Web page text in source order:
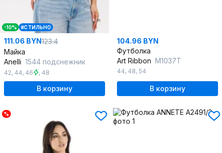
-10% #СТИЛЬНО
111.06 BYN123.4
Майка
Anelli 1544 подснежник
42, 44, 46 , 48
В корзину
104.96 BYN
Футболка
Art Ribbon M1037T
44, 48, 54
В корзину
%